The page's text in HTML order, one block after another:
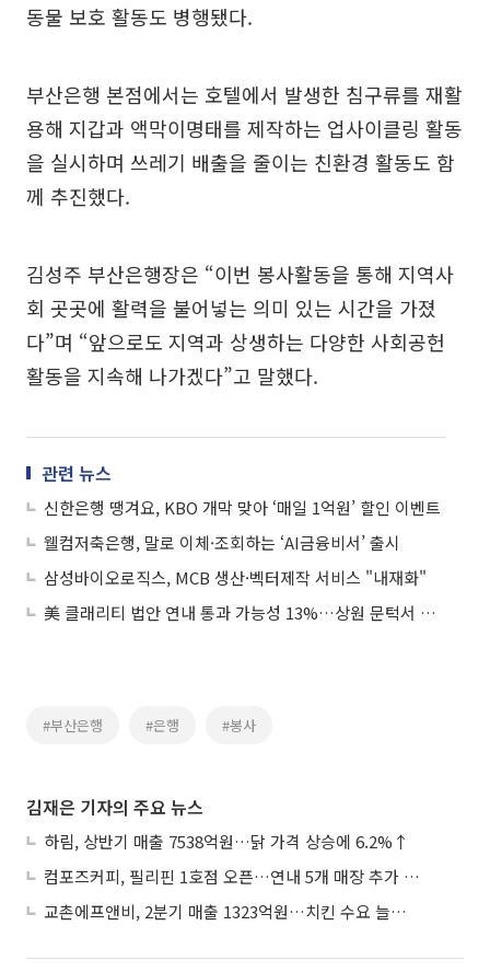
동물 보호 활동도 병행됐다.
부산은행 본점에서는 호텔에서 발생한 침구류를 재활
용해 지갑과 액막이명태를 제작하는 업사이클링 활동
을 실시하며 쓰레기 배출을 줄이는 친환경 활동도 함
께 추진했다.
김성주 부산은행장은 “이번 봉사활동을 통해 지역사
회 곳곳에 활력을 불어넣는 의미 있는 시간을 가졌
다”며 “앞으로도 지역과 상생하는 다양한 사회공헌
활동을 지속해 나가겠다”고 말했다.
관련 뉴스
신한은행 땡겨요, KBO 개막 맞아 ‘매일 1억원’ 할인 이벤트
웰컴저축은행, 말로 이체·조회하는 ‘AI금융비서’ 출시
삼성바이오로직스, MCB 생산·벡터제작 서비스 "내재화"
美 클래리티 법안 연내 통과 가능성 13%…상원 문턱서 제동
#부산은행 #은행 #봉사
김재은 기자의 주요 뉴스
하림, 상반기 매출 7538억원…닭 가격 상승에 6.2%↑
컴포즈커피, 필리핀 1호점 오픈…연내 5개 매장 추가 출점
교촌에프앤비, 2분기 매출 1323억원…치킨 수요 늘며 4.9%↑